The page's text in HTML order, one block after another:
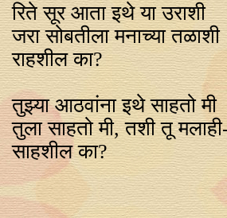
रिते सूर आता इथे या उराशी
जरा सोबतीला मनाच्या तळाशी
राहशील का?
तुझ्या आठवांना इथे साहतो मी
तुला साहतो मी, तशी तू
साहशील का?